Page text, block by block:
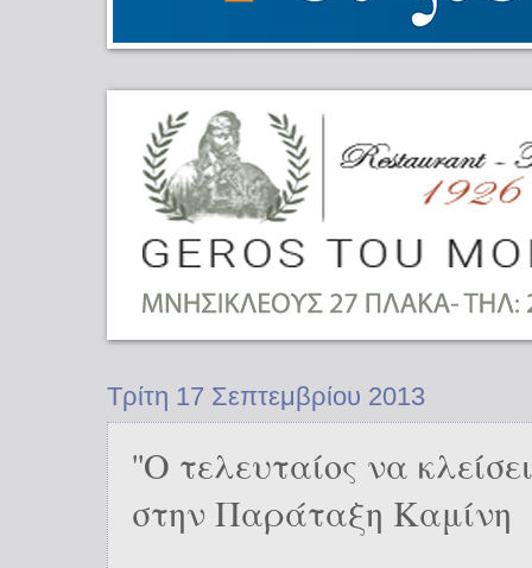
Τρίτη 17 Σεπτεμβρίου 2013
''Ο τελευταίος να
στην Παράταξη Καμίνη